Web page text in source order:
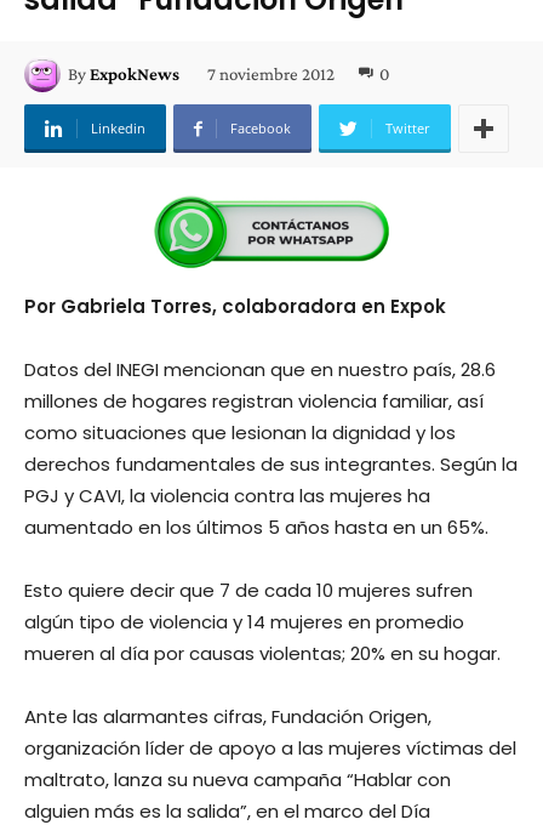
ByExpokNews 7 noviembre 2012 0
Linkedin Facebook Twitter
Por Gabriela Torres, colaboradora en Expok
Datos del INEGI mencionan que en nuestro país, 28.6
millones de hogares registran violencia familiar, así
como situaciones que lesionan la dignidad y los
derechos fundamentales de sus integrantes. Según la
PGJ y CAVI, la violencia contra las mujeres ha
aumentado en los últimos 5 años hasta en un 65%.
Esto quiere decir que 7 de cada 10 mujeres sufren
algún tipo de violencia y 14 mujeres en promedio
mueren al día por causas violentas; 20% en su hogar.
Ante las alarmantes cifras, Fundación Origen,
organización líder de apoyo a las mujeres víctimas del
maltrato, lanza su nueva campaña “Hablar con
alguien más es la salida”, en el marco del Día